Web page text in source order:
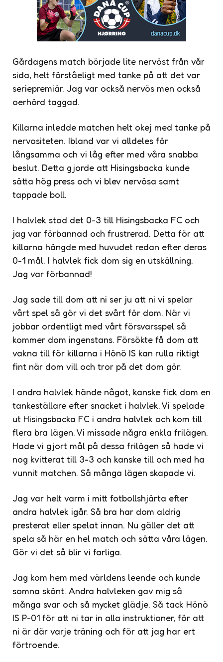
Gårdagens match började lite nervöst från vår
sida, helt förståeligt med tanke på att det var
seriepremiär. Jag var också nervös men också
oerhörd taggad.
Killarna inledde matchen helt okej med tanke på
nervositeten. Ibland var vi alldeles för
långsamma och vi låg efter med våra snabba
beslut. Detta gjorde att Hisingsbacka kunde
sätta hög press och vi blev nervösa samt
tappade boll.
I halvlek stod det 0-3 till Hisingsbacka FC och
jag var förbannad och frustrerad. Detta för att
killarna hängde med huvudet redan efter deras
0-1 mål. I halvlek fick dom sig en utskällning.
Jag var förbannad!
Jag sade till dom att ni ser ju att ni vi spelar
vårt spel så gör vi det svårt för dom. När vi
jobbar ordentligt med vårt försvarsspel så
kommer dom ingenstans. Försökte få dom att
vakna till för killarna i Hönö IS kan rulla riktigt
fint när dom vill och tror på det dom gör.
I andra halvlek hände något, kanske fick dom en
tankeställare efter snacket i halvlek. Vi spelade
ut Hisingsbacka FC i andra halvlek och kom till
flera bra lägen. Vi missade några enkla frilägen.
Hade vi gjort mål på dessa frilägen så hade vi
nog kvitterat till 3-3 och kanske till och med ha
vunnit matchen. Så många lägen skapade vi.
Jag var helt varm i mitt fotbollshjärta efter
andra halvlek igår. Så bra har dom aldrig
presterat eller spelat innan. Nu gäller det att
spela så här en hel match och sätta våra lägen.
Gör vi det så blir vi farliga.
Jag kom hem med världens leende och kunde
somna skönt. Andra halvleken gav mig så
många svar och så mycket glädje. Så tack Hönö
IS P-01 för att ni tar in alla instruktioner, för att
ni är där varje träning och för att jag har ert
förtroende.